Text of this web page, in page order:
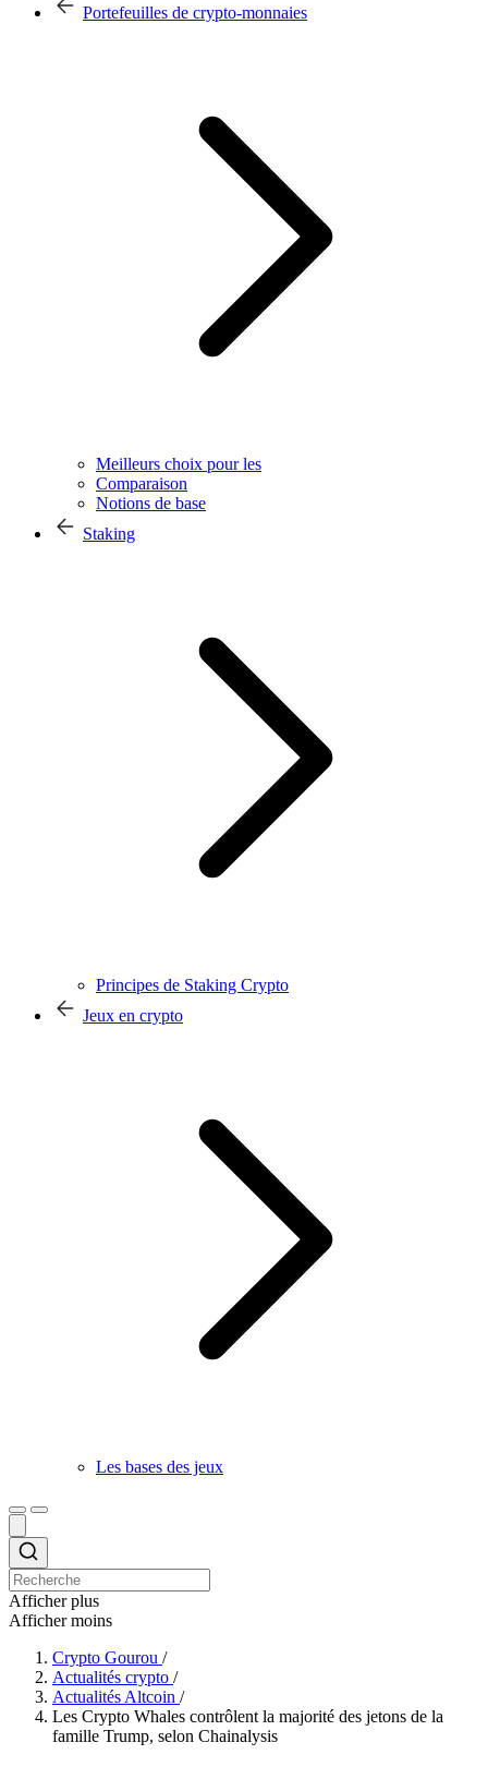
Portefeuilles de crypto-monnaies
Meilleurs choix pour les
Comparaison
Notions de base
Staking
Principes de Staking Crypto
Jeux en crypto
Les bases des jeux
Afficher plus
Afficher moins
Crypto Gourou /
Actualités crypto /
Actualités Altcoin /
Les Crypto Whales contrôlent la majorité des jetons de la
famille Trump, selon Chainalysis